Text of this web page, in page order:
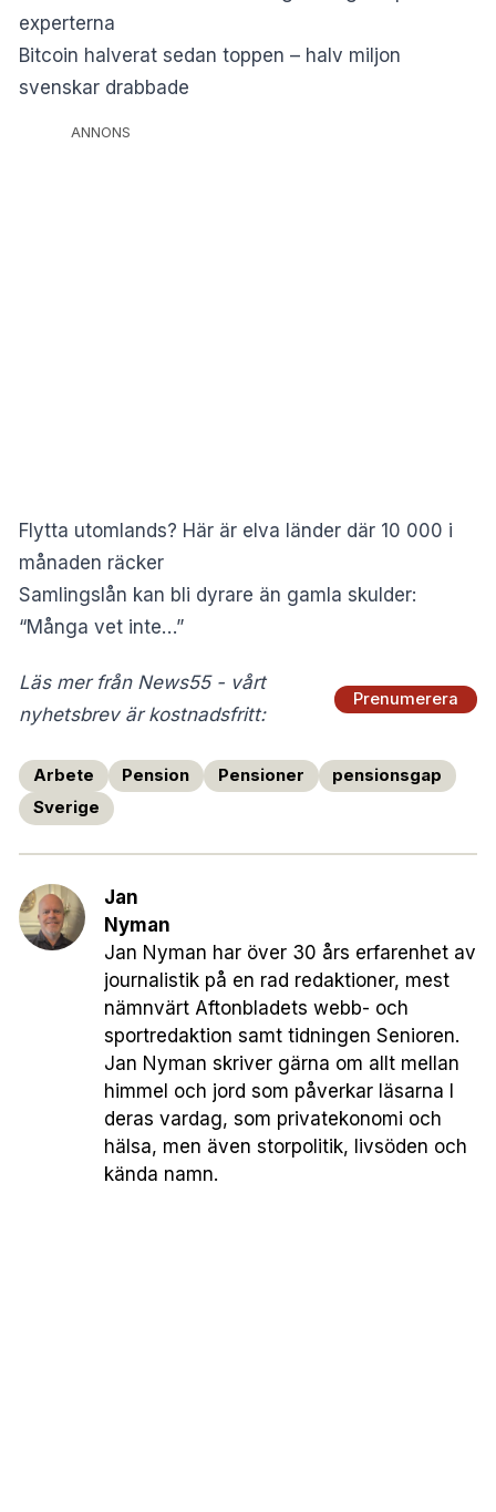
experterna
Bitcoin halverat sedan toppen – halv miljon
svenskar drabbade
ANNONS
Flytta utomlands? Här är elva länder där 10 000 i
månaden räcker
Samlingslån kan bli dyrare än gamla skulder:
“Många vet inte…”
Läs mer från News55 - vårt
nyhetsbrev är kostnadsfritt:
Prenumerera
Arbete Pension Pensioner
pensionsgap
Sverige
Jan
Nyman
Jan Nyman har över 30 års erfarenhet av
journalistik på en rad redaktioner, mest
nämnvärt Aftonbladets webb- och
sportredaktion samt tidningen Senioren.
Jan Nyman skriver gärna om allt mellan
himmel och jord som påverkar läsarna I
deras vardag, som privatekonomi och
hälsa, men även storpolitik, livsöden och
kända namn.